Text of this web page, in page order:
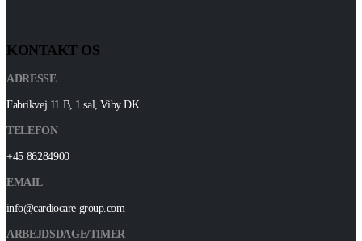
KONTAKT OS
ADRESSE
Fabrikvej 11 B, 1 sal, Viby DK
TELEFON
+45 86284900
EMAIL
info@cardiocare-group.com
ARBEJDSDAGE/TIMER